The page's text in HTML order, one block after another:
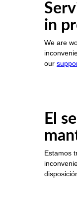
in
We are
our
El
Estamos